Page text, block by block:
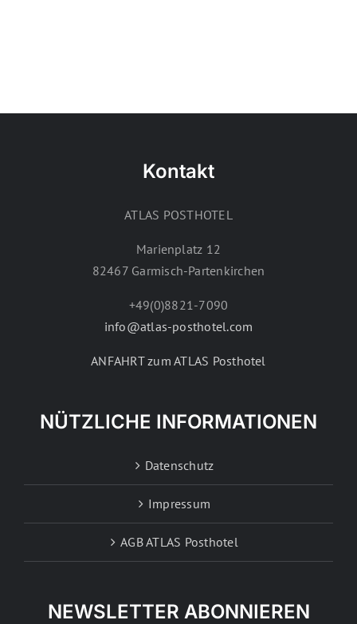
Kontakt
ATLAS POSTHOTEL
Marienplatz 12
82467 Garmisch-Partenkirchen
+49(0)8821-7090
info@atlas-posthotel.com
ANFAHRT zum ATLAS Posthotel
NÜTZLICHE INFORMATIONEN
Datenschutz
Impressum
AGB ATLAS Posthotel
NEWSLETTER ABONNIEREN